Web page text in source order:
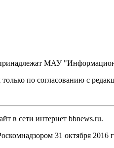
МАУ
по согласованию с
в сети интернет bbnews.ru.
31 октября 2016